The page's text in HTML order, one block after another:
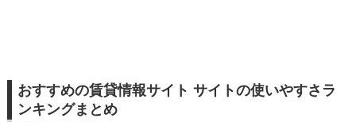
おすすめの賃貸情報サイト サイトの使いやすさラ
ンキングまとめ